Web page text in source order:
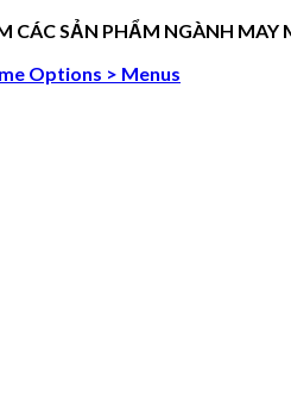
CÁC SẢN PHẨM NGÀNH MAY
Options > Menus